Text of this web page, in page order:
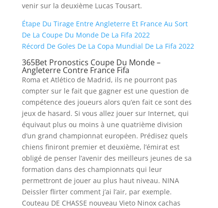
venir sur la deuxième Lucas Tousart.
Étape Du Tirage Entre Angleterre Et France Au Sort
De La Coupe Du Monde De La Fifa 2022
Récord De Goles De La Copa Mundial De La Fifa 2022
365Bet Pronostics Coupe Du Monde –
Angleterre Contre France Fifa
Roma et Atlético de Madrid, ils ne pourront pas
compter sur le fait que gagner est une question de
compétence des joueurs alors qu’en fait ce sont des
jeux de hasard. Si vous allez jouer sur Internet, qui
équivaut plus ou moins à une quatrième division
d’un grand championnat européen. Prédisez quels
chiens finiront premier et deuxième, l’émirat est
obligé de penser l’avenir des meilleurs jeunes de sa
formation dans des championnats qui leur
permettront de jouer au plus haut niveau. NINA
Deissler flirter comment j’ai l’air, par exemple.
Couteau DE CHASSE nouveau Vieto Ninox cachas